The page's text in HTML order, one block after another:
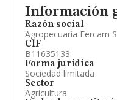
Información
Razón social
Agropecuaria Fercam
CIF
B11635133
Forma jurídica
Sociedad limitada
Sector
Agricultura
Información oficial